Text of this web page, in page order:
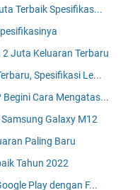
Terbaik Spesifikas...
Juta Keluaran Terbaru
Spesifikasi Le...
Begini Cara Mengatas...
Galaxy M12
Paling Baru
Tahun 2022
Play dengan F...